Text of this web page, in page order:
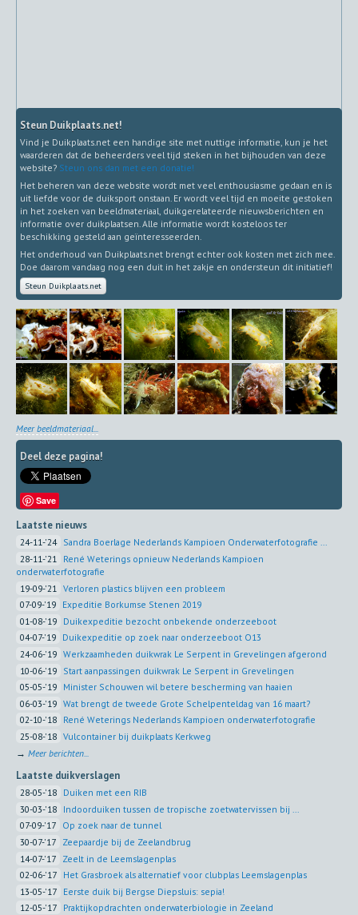
Steun Duikplaats.net!
Vind je Duikplaats.net een handige site met nuttige informatie, kun je het
waarderen dat de beheerders veel tijd steken in het bijhouden van deze
website? Steun ons dan met een donatie!
Het beheren van deze website wordt met veel enthousiasme gedaan en is
uit liefde voor de duiksport onstaan. Er wordt veel tijd en moeite gestoken
in het zoeken van beeldmateriaal, duikgerelateerde nieuwsberichten en
informatie over duikplaatsen. Alle informatie wordt kosteloos ter
beschikking gesteld aan geïnteresseerden.
Het onderhoud van Duikplaats.net brengt echter ook kosten met zich mee.
Doe daarom vandaag nog een duit in het zakje en ondersteun dit initiatief!
Steun Duikplaats.net
Meer beeldmateriaal...
Deel deze pagina!
Save
Laatste nieuws
24-11-'24 Sandra Boerlage Nederlands Kampioen Onderwaterfotografie ...
28-11-'21
René Weterings opnieuw Nederlands Kampioen
onderwaterfotografie
19-09-'21
Verloren plastics blijven een probleem
07-09-'19 Expeditie Borkumse Stenen 2019
01-08-'19 Duikexpeditie bezocht onbekende onderzeeboot
04-07-'19 Duikexpeditie op zoek naar onderzeeboot O13
24-06-'19 Werkzaamheden duikwrak Le Serpent in Grevelingen afgerond
10-06-'19 Start aanpassingen duikwrak Le Serpent in Grevelingen
05-05-'19 Minister Schouwen wil betere bescherming van haaien
06-03-'19 Wat brengt de tweede Grote Schelpenteldag van 16 maart?
02-10-'18 René Weterings Nederlands Kampioen onderwaterfotografie
25-08-'18 Vulcontainer bij duikplaats Kerkweg
→ Meer berichten...
Laatste duikverslagen
28-05-'18 Duiken met een RIB
30-03-'18 Indoorduiken tussen de tropische zoetwatervissen bij ...
07-09-'17 Op zoek naar de tunnel
30-07-'17 Zeepaardje bij de Zeelandbrug
14-07-'17 Zeelt in de Leemslagenplas
02-06-'17 Het Grasbroek als alternatief voor clubplas Leemslagenplas
13-05-'17 Eerste duik bij Bergse Diepsluis: sepia!
12-05-'17 Praktijkopdrachten onderwaterbiologie in Zeeland